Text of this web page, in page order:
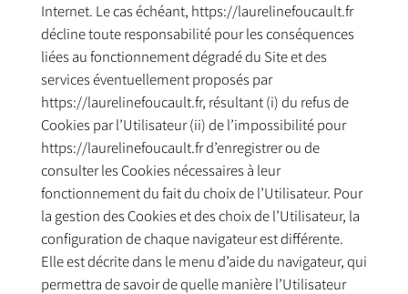
Internet. Le cas échéant, https://laurelinefoucault.fr
décline toute responsabilité pour les conséquences
liées au fonctionnement dégradé du Site et des
services éventuellement proposés par
https://laurelinefoucault.fr, résultant (i) du refus de
Cookies par l’Utilisateur (ii) de l’impossibilité pour
https://laurelinefoucault.fr d’enregistrer ou de
consulter les Cookies nécessaires à leur
fonctionnement du fait du choix de l’Utilisateur. Pour
la gestion des Cookies et des choix de l’Utilisateur, la
configuration de chaque navigateur est différente.
Elle est décrite dans le menu d’aide du navigateur, qui
permettra de savoir de quelle manière l’Utilisateur